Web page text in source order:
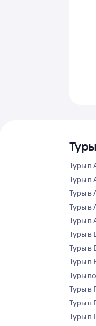
Туры в
Туры в
Туры в
Туры в
Туры в
Туры в
Туры в
Туры в
Туры
Туры в
Туры в
Туры в